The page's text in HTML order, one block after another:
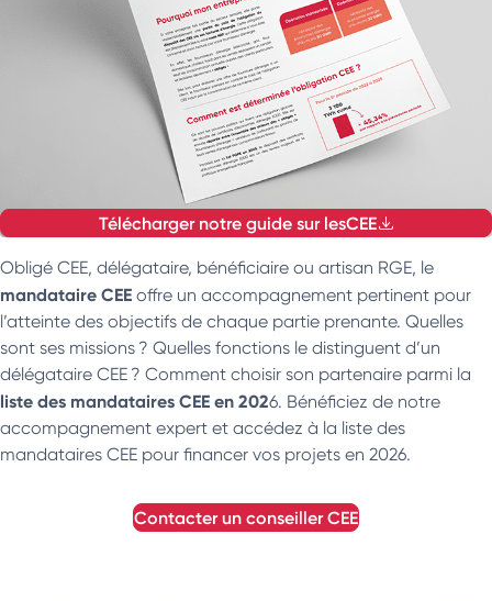
Télécharger notre guide sur lesCEE
Obligé CEE, délégataire, bénéficiaire ou artisan RGE, le
mandataire CEE offre un accompagnement pertinent pour
l’atteinte des objectifs de chaque partie prenante. Quelles
sont ses missions ? Quelles fonctions le distinguent d’un
délégataire CEE ? Comment choisir son partenaire parmi la
liste des mandataires CEE en 2026. Bénéficiez de notre
accompagnement expert et accédez à la liste des
mandataires CEE pour financer vos projets en 2026.
contacter un conseillerCEE